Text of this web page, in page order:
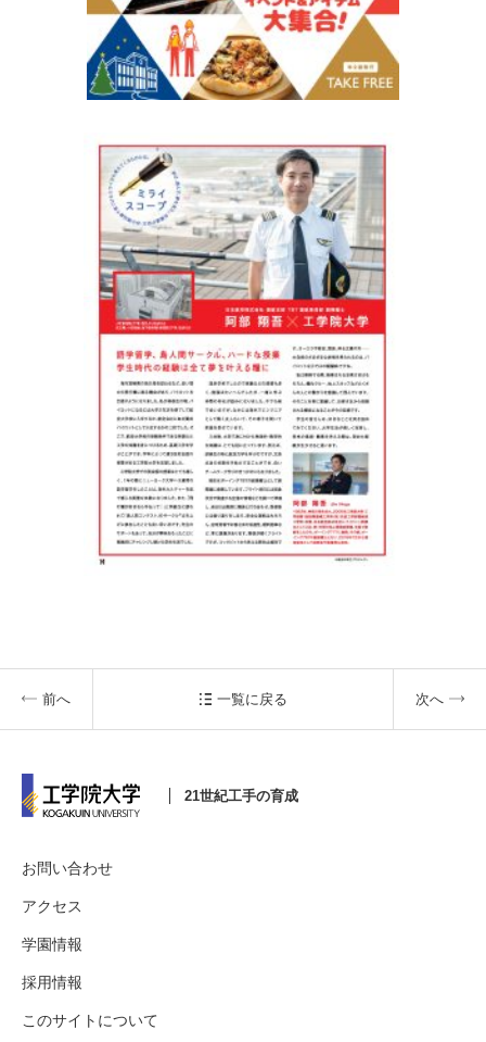
前へ 一覧に戻る 次へ
21世紀工手の育成
お問い合わせ
アクセス
学園情報
採用情報
このサイトについて